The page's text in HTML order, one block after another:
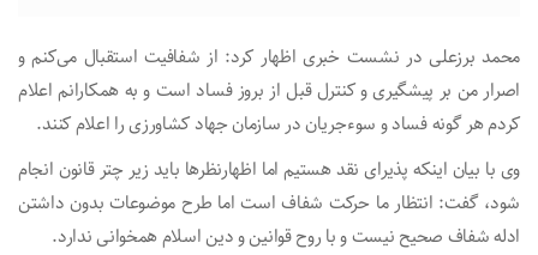
محمد برزعلی در نشست خبری اظهار کرد: از شفافیت استقبال می‌کنم و
اصرار من بر پیشگیری و کنترل قبل از بروز فساد است و به همکارانم اعلام
کردم هر گونه فساد و سوءجریان در سازمان جهاد کشاورزی را اعلام کنند.
وی با بیان اینکه پذیرای نقد هستیم اما اظهارنظرها باید زیر چتر قانون انجام
شود، گفت: انتظار ما حرکت شفاف است اما طرح موضوعات بدون داشتن
ادله شفاف صحیح نیست و با روح قوانین و دین اسلام همخوانی ندارد.